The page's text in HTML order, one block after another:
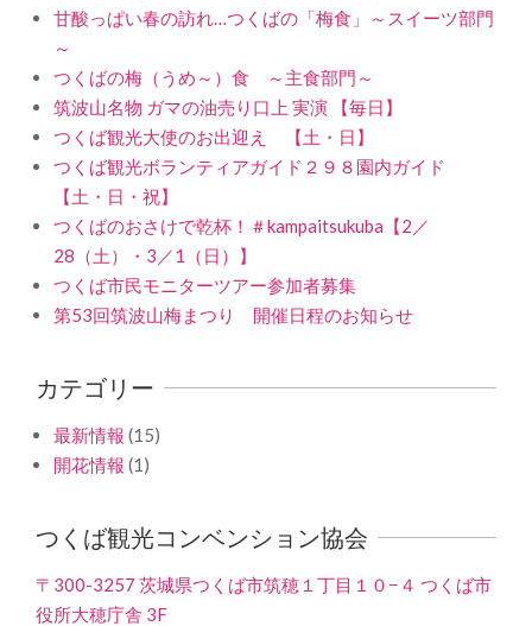
甘酸っぱい春の訪れ…つくばの「梅食」～スイーツ部門
～
つくばの梅（うめ～）食 ～主食部門～
筑波山名物 ガマの油売り口上 実演 【毎日】
つくば観光大使のお出迎え 【土・日】
つくば観光ボランティアガイド２９８園内ガイド
【土・日・祝】
つくばのおさけで乾杯！＃kampaitsukuba【2／
28（土）・3／1（日）】
つくば市民モニターツアー参加者募集
第53回筑波山梅まつり 開催日程のお知らせ
カテゴリー
最新情報 (15)
開花情報 (1)
つくば観光コンベンション協会
〒300-3257 茨城県つくば市筑穂１丁目１０−４ つくば市
役所大穂庁舎 3F